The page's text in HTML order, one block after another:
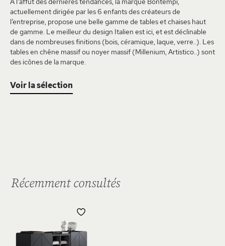
actuellement dirigée par les 6 enfants des créateurs de
l’entreprise, propose une belle gamme de tables et chaises haut
de gamme. Le meilleur du design Italien est ici, et est déclinable
dans de nombreuses finitions (bois, céramique, laque, verre..). Les
tables en chêne massif ou noyer massif (Millenium, Artistico..) sont
des icônes de la marque.
Voir la sélection
Récemment consultés
MA